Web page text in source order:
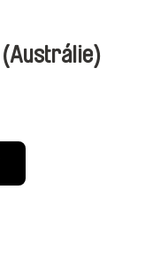
(Austrálie)